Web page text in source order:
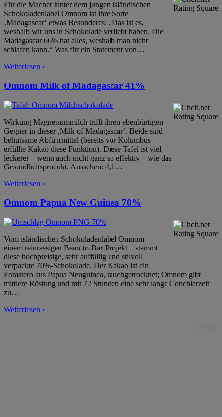
Für die Macher hinter dem jungen isländischen
Schokoladenlabel Omnom ist ihre Sorte
‚Madagascar‘ etwas Besonderes: „Das ist es,
weshalb wir uns in Schokolade verliebt haben. Die
Madagascar 66% hat alles, weshalb man nicht
schlafen kann.“ Was für ein Statement von…
Weiterlesen ›
Omnom Milk of Madagascar 41%
Wirkung Magnesiummilch trifft ihren ebenbürtigen
Gegner in dieser ‚Milk of Madagascar‘. Beide sind
behutsame Abführmittel (bereits vor Kolumbus
erfüllte Kakao diese Funktion). Diese Tafel ist viel
leckerer – wenn auch nicht ganz so effektiv – wie das
Gesundheitsprodukt. Aussehen: 4,1 …
Weiterlesen ›
Omnom Papua New Guinea 70%
Vom isländischen Schokoladenlabel Omnom –
einem reinrassigen Bean-to-Bar-Projekt – stammt
diese hochpreisige, sehr auffällig und stilvoll
verpackte 70%-Schokolade. Der Kakao ist ein
Forastero aus Papua Neuguinea, rauchgetrocknet; Omnom gibt
mittlere Röstung und mit 72 Stunden eine sehr lange Conchierzeit
zu…
Weiterlesen ›